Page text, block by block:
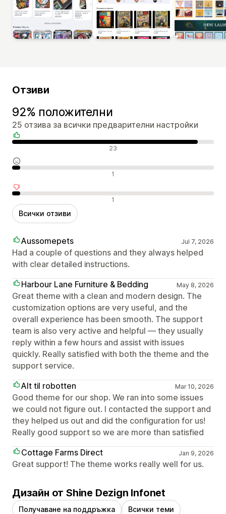
Отзиви
92% положителни
25 отзива за всички предварителни настройки
Положителни отзиви 23
Неутрални отзиви 1
Отрицателни отзиви 1
Всички отзиви
Aussomepets Jul 7, 2026
Had a couple of questions and they always helped
with clear detailed instructions.
Harbour Lane Furniture & Bedding
May 8, 2026
Great theme with a clean and modern design. The
customization options are very useful, and the
overall experience has been smooth. The support
team is also very active and helpful — they usually
reply within a few hours and assist with issues
quickly. Really satisfied with both the theme and the
support service.
Alt til robotten
Mar 10, 2026
Good theme for our shop. We ran into some issues
we could not figure out. I contacted the support and
they helped us out and did the configuration for us!
Really good support so we are more than satisfied
Cottage Farms Direct
Jan 9, 2026
Great support! The theme works really well for us.
Дизайн от Shine Dezign Infonet
Получаване на поддръжка Всички теми